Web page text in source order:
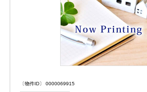
〔物件ID〕 0000069915